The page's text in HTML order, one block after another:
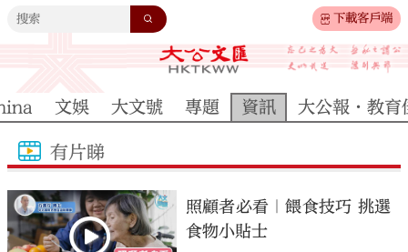
下載客戶端
文娛 大文號 專題 資訊 大公報·教育
有片睇
照顧者必看｜餵食技巧 挑選
食物小貼士